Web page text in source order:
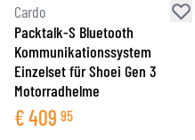
Cardo
Packtalk-S Bluetooth
Kommunikationssystem
Einzelset für Shoei Gen 3
Motorradhelme
€409 95